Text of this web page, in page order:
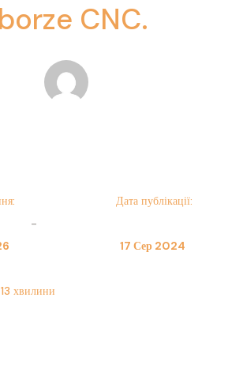
CNC.
-
Дата публікації:
17 Сер 2024
13 хвилини